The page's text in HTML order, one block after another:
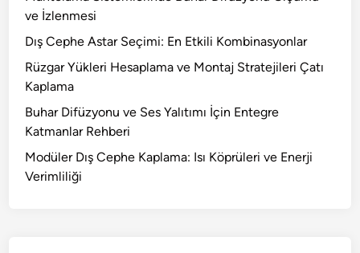
ve İzlenmesi
Dış Cephe Astar Seçimi: En Etkili Kombinasyonlar
Rüzgar Yükleri Hesaplama ve Montaj Stratejileri Çatı
Kaplama
Buhar Difüzyonu ve Ses Yalıtımı İçin Entegre
Katmanlar Rehberi
Modüler Dış Cephe Kaplama: Isı Köprüleri ve Enerji
Verimliliği